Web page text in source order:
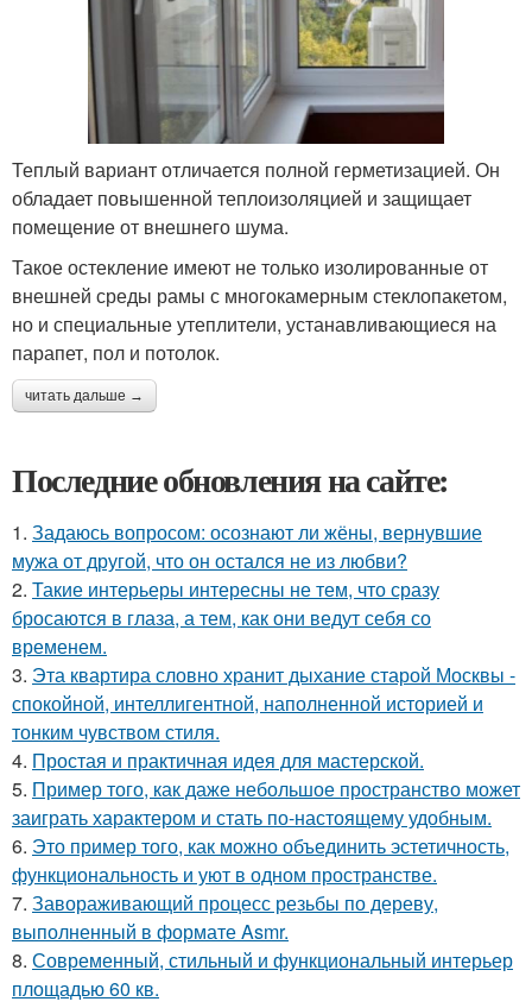
Теплый вариант отличается полной герметизацией. Он
обладает повышенной теплоизоляцией и защищает
помещение от внешнего шума.
Такое остекление имеют не только изолированные от
внешней среды рамы с многокамерным стеклопакетом,
но и специальные утеплители, устанавливающиеся на
парапет, пол и потолок.
читать дальше →
Последние обновления на сайте:
1. Задаюсь вопросом: осознают ли жёны, вернувшие
мужа от другой, что он остался не из любви?
2. Такие интерьеры интересны не тем, что сразу
бросаются в глаза, а тем, как они ведут себя со
временем.
3. Эта квартира словно хранит дыхание старой Москвы -
спокойной, интеллигентной, наполненной историей и
тонким чувством стиля.
4. Простая и практичная идея для мастерской.
5. Пример того, как даже небольшое пространство может
заиграть характером и стать по-настоящему удобным.
6. Это пример того, как можно объединить эстетичность,
функциональность и уют в одном пространстве.
7. Завораживающий процесс резьбы по дереву,
выполненный в формате Asmr.
8. Современный, стильный и функциональный интерьер
площадью 60 кв.